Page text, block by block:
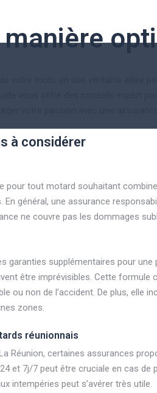
votre moto en une véritable alliée
vous offre des conseils expert
à considérer
pour tout motard souhaitant
général, une assurance
ne couvre pas les dommages
garanties supplémentaires pour
être imprévisibles. Cette
ou non de l’accident. De plus, elle
zones.
réunionnais
Réunion, certaines assurances
et 7j/7 peut être cruciale en cas de
intempéries peut s’avérer très utile.